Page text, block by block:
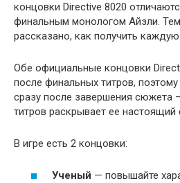
концовки Directive 8020
финальным монологом Айзли.
рассказано, как получить каждую
Обе официальные концовки
после финальных титров,
сразу после завершения сюжета
титров раскрывает ее настоящий
В игре есть 2 концовки:
Ученый — повышайте